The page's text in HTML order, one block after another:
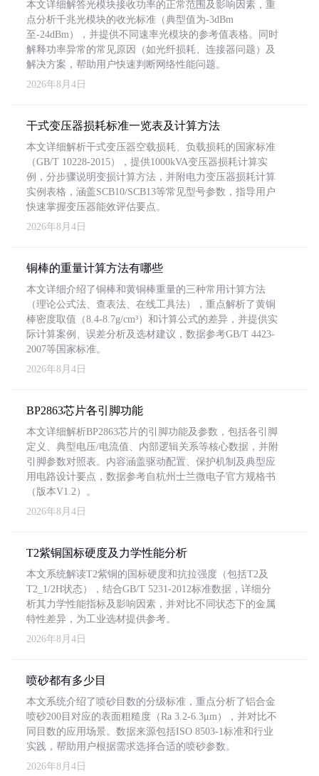
本文详细解答光模块接收功率的正常范围及影响因素，重
点分析千兆光模块的收光标准（典型值为-3dBm
至-24dBm），并提供不同速率光模块的参考值表格。同时
解释功率异常的常见原因（如光纤损耗、连接器问题）及
解决方案，帮助用户快速判断网络性能问题。
2026年8月4日
干式变压器损耗标准一览表及计算方法
本文详细解析干式变压器空载损耗、负载损耗的国家标准
（GB/T 10228-2015），提供1000kVA变压器损耗计算实
例，分步骤说明变损计算方法，并附电力变压器损耗计算
实例表格，涵盖SCB10/SCB13等常见型号参数，指导用户
快速掌握变压器能效评估要点。
2026年8月4日
铜棒的重量计算方法有哪些
本文详细介绍了铜棒和黄铜棒重量的三种常用计算方法
（理论公式法、查表法、在线工具法），重点解析了黄铜
棒密度取值（8.4-8.7g/cm³）和计算公式的差异，并提供实
际计算案例、误差分析及选材建议，数据参考GB/T 4423-
2007等国家标准。
2026年8月4日
BP2863芯片各引脚功能
本文详细解析BP2863芯片的引脚功能及参数，包括各引脚
定义、典型电压/电流值、内部逻辑关系等核心数据，并附
引脚参数对照表。内容涵盖驱动配置、保护机制及典型应
用电路设计要点，数据参考自杭州士兰微电子官方规格书
（版本V1.2）。
2026年8月4日
T2紫铜国标硬度及力学性能分析
本文系统解读T2紫铜的国标硬度和抗拉强度（包括T2及
T2_1/2H状态），结合GB/T 5231-2012标准数据，详细分
析其力学性能指标及影响因素，并对比不同状态下的金属
特性差异，为工业选材提供参考。
2026年8月4日
喷砂都有多少目
本文系统介绍了喷砂目数的分级标准，重点分析了铝合金
喷砂200目对应的表面粗糙度（Ra 3.2-6.3μm），并对比不
同目数的应用场景。数据来源包括ISO 8503-1标准和行业
实践，帮助用户根据需求选择合适的喷砂参数。
2026年8月4日